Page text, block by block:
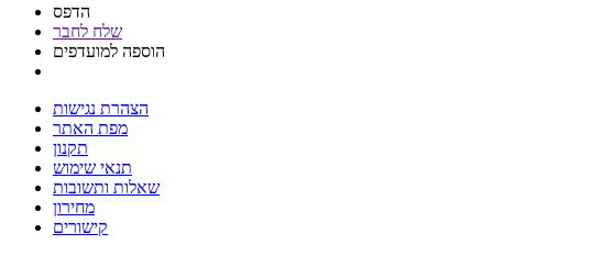
הדפס
שלח לחבר
הוספה למועדפים
הצהרת נגישות
מפת האתר
תקנון
תנאי שימוש
שאלות ותשובות
מחירון
קישורים